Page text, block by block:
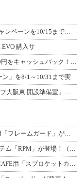
新型「RESO」インカム発売記念！ 下取りキャンペーンを10/15まで延長して開
EVO 購入サ
B+COM 最新モデル購入・下取りで最大9,000円をキャッシュバック！「B+F
ン」を8/1～10/31まで実
【トライアンフ】関西最大規模「トライアンフ大阪東 開設準備室」がオープン！ 限定
マジカルレーシングから MT-09／SP（24）用「フレームガード」が登場！
RPM から ホンダ GROM用エキゾーストシステム「RPM」が登場！（動画あり
カスタムスプロケットを見せる、Z900RS／CAFE用「スプロケットカバーフルキ